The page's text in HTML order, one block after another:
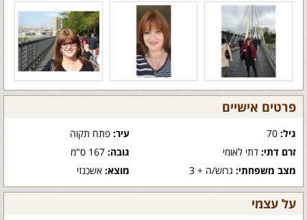
פרטים אישיים
גיל: עיר:פתח תקוה
זרם דתי: דתי לאומי גובה:167 ס"מ
מצב משפחתי: גרוש/ה + 3 מוצא:אשכנזי
על עצמי